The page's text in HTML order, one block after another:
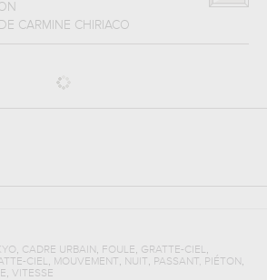
DE CARMINE CHIRIACO
, CADRE URBAIN , FOULE, GRATTE-CIEL,
CIEL, MOUVEMENT, NUIT, PASSANT, PIÉTON ,
, VITESSE